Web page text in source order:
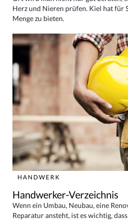
Herz und Nieren prüfen. Kiel hat für
Menge zu bieten.
HANDWERK
Handwerker-Verzeichnis
Wenn ein Umbau, Neubau, eine
Reparatur ansteht, ist es wichtig,